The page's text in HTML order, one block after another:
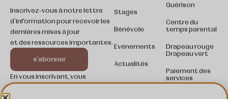
Stages
Bénévole
Evénements
Actualités
Guérison
Centre du
temps parental
Drapeau rouge
Drapeau vert
Paiement des
services
Inscrivez-vous à notre lettre
d'information pour recevoir les
dernières mises à jour
et des ressources importantes.
s'abonner
En vous inscrivant, vous
acceptez notre politique de
Kinyarwanda
Somali